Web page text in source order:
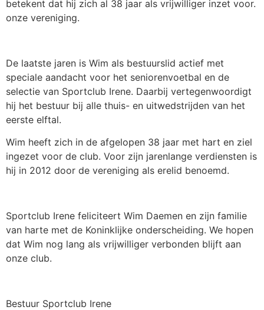
betekent dat hij zich al 38 jaar als vrijwilliger inzet voor.
onze vereniging.
De laatste jaren is Wim als bestuurslid actief met
speciale aandacht voor het seniorenvoetbal en de
selectie van Sportclub Irene. Daarbij vertegenwoordigt
hij het bestuur bij alle thuis- en uitwedstrijden van het
eerste elftal.
Wim heeft zich in de afgelopen 38 jaar met hart en ziel
ingezet voor de club. Voor zijn jarenlange verdiensten is
hij in 2012 door de vereniging als erelid benoemd.
Sportclub Irene feliciteert Wim Daemen en zijn familie
van harte met de Koninklijke onderscheiding. We hopen
dat Wim nog lang als vrijwilliger verbonden blijft aan
onze club.
Bestuur Sportclub Irene